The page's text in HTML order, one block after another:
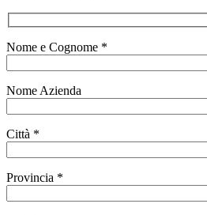
Nome e Cognome *
Nome Azienda
Città *
Provincia *